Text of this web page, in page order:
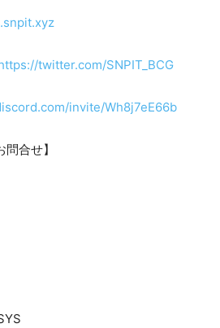
twitter.com/SNPIT_BCG
invite/Wh8j7eE66b
合せ】